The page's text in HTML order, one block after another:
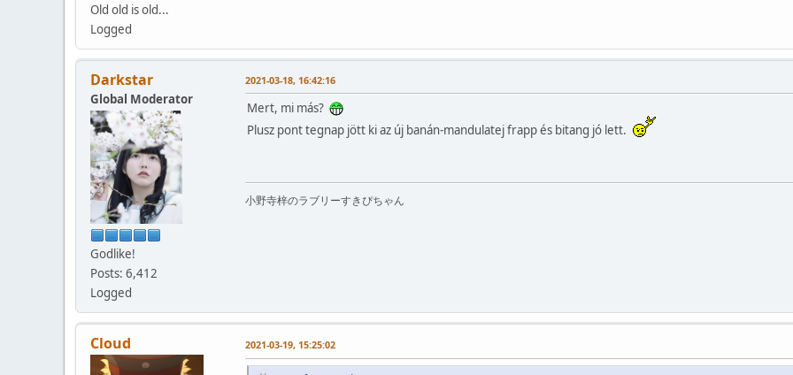
Old old is old...
Logged
Darkstar
Global Moderator
Godlike!
Posts: 6,412
Logged
2021-03-18, 16:42:16
Mert, mi más?
Plusz pont tegnap jött ki az új banán-mandulatej frapp és bitang jó lett.
小野寺梓のラブリーすきぴちゃん
Cloud 2021-03-19, 15:25:02